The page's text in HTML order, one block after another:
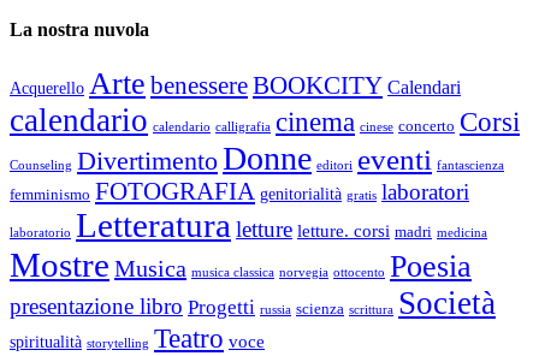
La nostra nuvola
Acquerello Arte benessereBOOKCITY Calendari
calendario calendario calligrafia cinema cinese concerto Corsi
Counseling DivertimentoDonne editori eventi fantascienza
femminismo FOTOGRAFIA genitorialità gratis laboratori
laboratorio Letteratura letture letture. corsi madri medicina
Mostre Musica musica classica norvegia ottocento Poesia
presentazione libro Progetti russia scienza scrittura Società
spiritualità storytelling Teatro voce